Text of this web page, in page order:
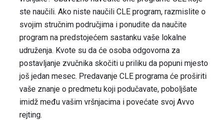
ste naučili. Ako niste naučili CLE program, razmislite o
svojim stručnim područjima i ponudite da naučite
program na predstojećem sastanku vaše lokalne
udruženja. Kvote su da će osoba odgovorna za
postavljanje zvučnika skočiti u priliku da popuni mjesto
još jedan mesec. Predavanje CLE programa će proširiti
vaše znanje o predmetu koji podučavate, poboljšate
imidž među vašim vršnjacima i povećate svoj Avvo
rejting.